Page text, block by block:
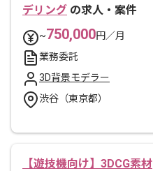
デリング の求人・案件
~750,000円／月
業務委託
3D背景モデラー
渋谷（東京都）
【遊技機向け】3DCG素材